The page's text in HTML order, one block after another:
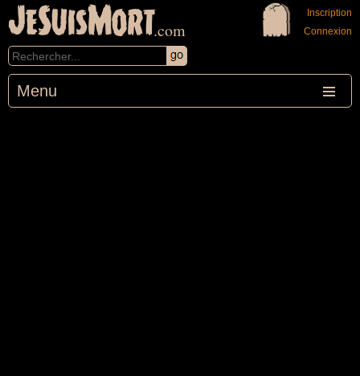
JeSuisMort.com
Menu
Inscription
Connexion